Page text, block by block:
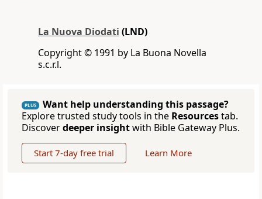
La Nuova Diodati (LND)
Copyright © 1991 by La Buona Novella
s.c.r.l.
PLUS
Want help understanding this passage?
Explore trusted study tools in the Resourcestab.
Discoverdeeper insightwith Bible Gateway Plus.
Start 7-day free trial Learn More